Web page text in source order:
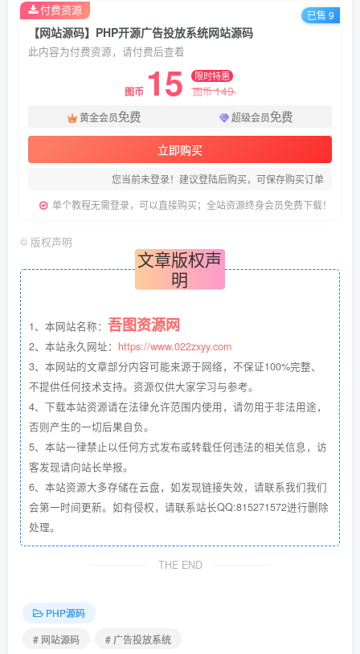
【网站源码】PHP开源广告投放系统网站源码
此内容为付费资源，请付费后查看
图币 15 限时特惠
图币149
黄金会员免费 超级会员免费
立即购买
您当前未登录！建议登陆后购买，可保存购买订单
单个教程无需登录，可以直接购买；全站资源终身会员免费下载！
付费资源 已售 9
© 版权声明
文章版权声
明
1、本网站名称： 吾图资源网
2、本站永久网址： https://www.022zxyy.com
3、本网站的文章部分内容可能来源于网络，不保证100%完整、
不提供任何技术支持。资源仅供大家学习与参考。
4、下载本站资源请在法律允许范围内使用，请勿用于非法用途，
否则产生的一切后果自负。
5、本站一律禁止以任何方式发布或转载任何违法的相关信息，访
客发现请向站长举报。
6、本站资源大多存储在云盘，如发现链接失效，请联系我们我们
会第一时间更新。如有侵权，请联系站长QQ:815271572进行删除
处理。
THE END
PHP源码
# 网站源码
# 广告投放系统